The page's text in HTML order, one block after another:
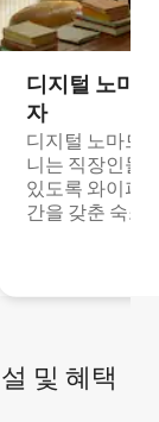
디지털 노마
자
디지털 노마드
니는 직장인들
있도록 와이파
간을 갖춘 숙소
및 혜택